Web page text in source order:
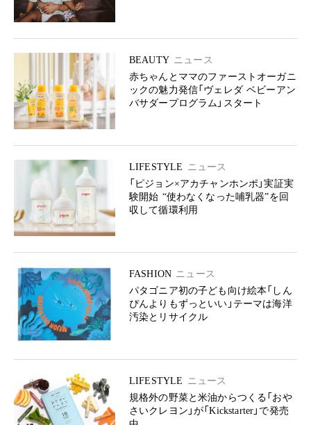
BEAUTY ニュース
赤ちゃんとママのファーストオーガニ
ックの魅力発信「ヴェレダ ベビーアン
バサダープログラム」スタート
LIFESTYLE ニュース
「ピジョン×アカチャンホンポ」実証実
験開始 “使わなくなった哺乳器”を回
収して循環利用
FASHION ニュース
パタゴニア初の子ども向け絵本「しん
ぴんよりもずっといい」テーマは海洋
汚染とリサイクル
LIFESTYLE ニュース
規格外の野菜と米油からつくる「おや
さいクレヨン」が「Kickstarter」で発売